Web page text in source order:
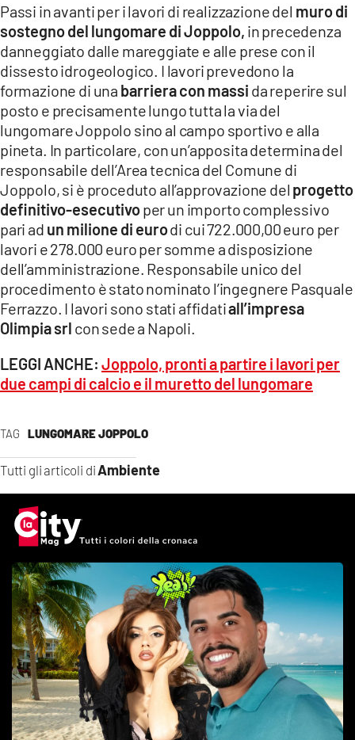
ILREGGINO.IT
COSENZACHANNEL.IT
ILVIBONESE.IT
CATANZAROCHANNEL.IT
LACAPITALENEWS.IT
App
ANDROID
APPLE
TAG LUNGOMARE JOPPOLO
Tutti gli articoli diAmbiente
Passi in avanti per i lavori di realizzazione del muro di
sostegno del lungomare di Joppolo, in precedenza
danneggiato dalle mareggiate e alle prese con il
dissesto idrogeologico. I lavori prevedono la
formazione di una barriera con massi da reperire sul
posto e precisamente lungo tutta la via del
lungomare Joppolo sino al campo sportivo e alla
pineta. In particolare, con un’apposita determina del
responsabile dell’Area tecnica del Comune di
Joppolo, si è proceduto all’approvazione del progetto
definitivo-esecutivoper un importo complessivo
pari ad un milione di eurodi cui 722.000,00 euro per
lavori e 278.000 euro per somme a disposizione
dell’amministrazione. Responsabile unico del
procedimento è stato nominato l’ingegnere Pasquale
Ferrazzo. I lavori sono stati affidatiall’impresa
Olimpia srl con sede a Napoli.
LEGGI ANCHE: Joppolo, pronti a partire i lavori per
due campi di calcio e il muretto del lungomare